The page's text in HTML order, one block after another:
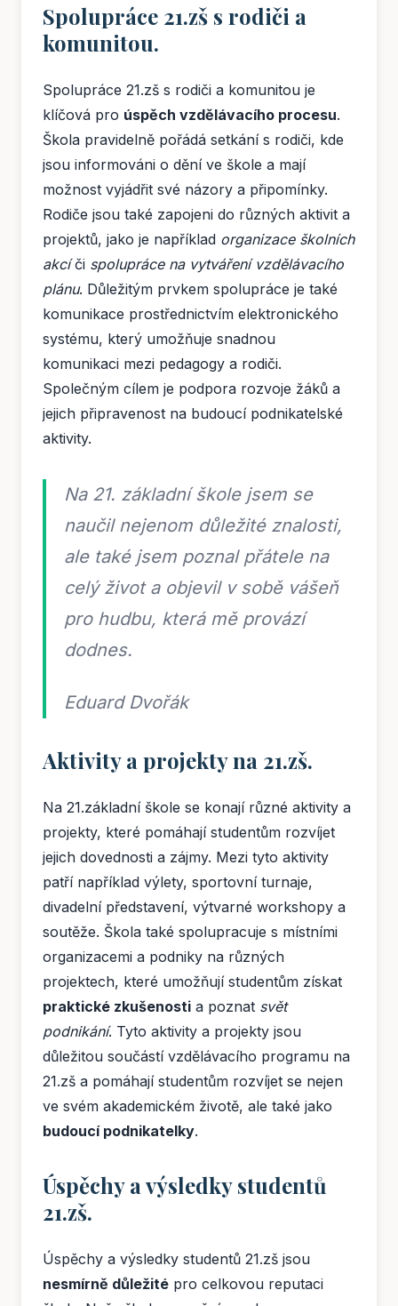
Spolupráce 21.zš s rodiči a
komunitou.
Spolupráce 21.zš s rodiči a komunitou je
klíčová pro úspěch vzdělávacího procesu.
Škola pravidelně pořádá setkání s rodiči, kde
jsou informováni o dění ve škole a mají
možnost vyjádřit své názory a připomínky.
Rodiče jsou také zapojeni do různých aktivit a
projektů, jako je například organizace školních
akcíči spolupráce na vytváření vzdělávacího
plánu. Důležitým prvkem spolupráce je také
komunikace prostřednictvím elektronického
systému, který umožňuje snadnou
komunikaci mezi pedagogy a rodiči.
Společným cílem je podpora rozvoje žáků a
jejich připravenost na budoucí podnikatelské
aktivity.
Na 21. základní škole jsem se
naučil nejenom důležité znalosti,
ale také jsem poznal přátele na
celý život a objevil v sobě vášeň
pro hudbu, která mě provází
dodnes.
Eduard Dvořák
Aktivity a projekty na 21.zš.
Na 21.základní škole se konají různé aktivity a
projekty, které pomáhají studentům rozvíjet
jejich dovednosti a zájmy. Mezi tyto aktivity
patří například výlety, sportovní turnaje,
divadelní představení, výtvarné workshopy a
soutěže. Škola také spolupracuje s místními
organizacemi a podniky na různých
projektech, které umožňují studentům získat
praktické zkušenosti a poznat svět
podnikání. Tyto aktivity a projekty jsou
důležitou součástí vzdělávacího programu na
21.zš a pomáhají studentům rozvíjet se nejen
ve svém akademickém životě, ale také jako
budoucí podnikatelky.
Úspěchy a výsledky studentů
21.zš.
Úspěchy a výsledky studentů 21.zš jsou
nesmírně důležité pro celkovou reputaci